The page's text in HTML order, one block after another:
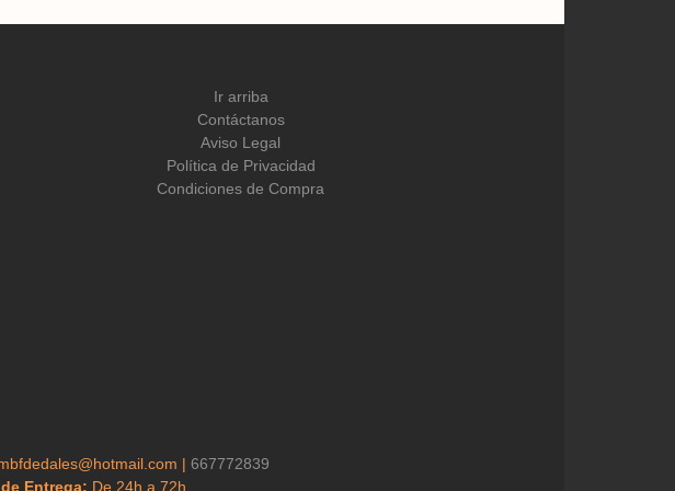
Ir arriba
Contáctanos
Aviso Legal
Política de Privacidad
Condiciones de Compra
|667772839
Entrega: De 24h a 72h